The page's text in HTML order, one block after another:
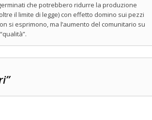
che potrebbero ridurre la produzione
il limite di legge) con effetto domino sui pezzi
si esprimono, ma l’aumento del comunitario su